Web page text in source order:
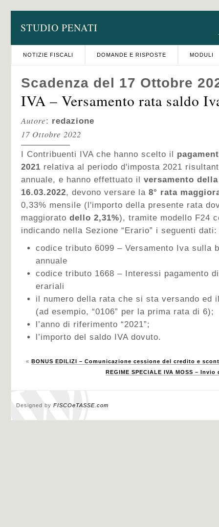
STUDIO PENATI
NOTIZIE FISCALI DOMANDE E RISPOSTE MODULI
Scadenza del 17 Ottobre
IVA – Versamento rata saldo
Autore: redazione
17 Ottobre 2022
I Contribuenti IVA che hanno scelto il
2021 relativa al periodo d'imposta 2021
annuale, e hanno effettuato il versamento
16.03.2022, devono versare la 8° rata
0,33% mensile (l'importo della presente rata
maggiorato dello 2,31%), tramite modello F24
indicando nella Sezione “Erario” i seguenti dati:
codice tributo 6099 – Versamento Iva sulla
annuale
codice tributo 1668 – Interessi pagamento
erariali
il numero della rata che si sta versando ed
(ad esempio, “0106” per la prima rata di 6);
l’anno di riferimento “2021”;
l’importo del saldo IVA dovuto.
« BONUS EDILIZI – Comunicazione cessione del credito e
REGIME SPECIALE IVA MOSS –
Designed by FISCOeTASSE.com